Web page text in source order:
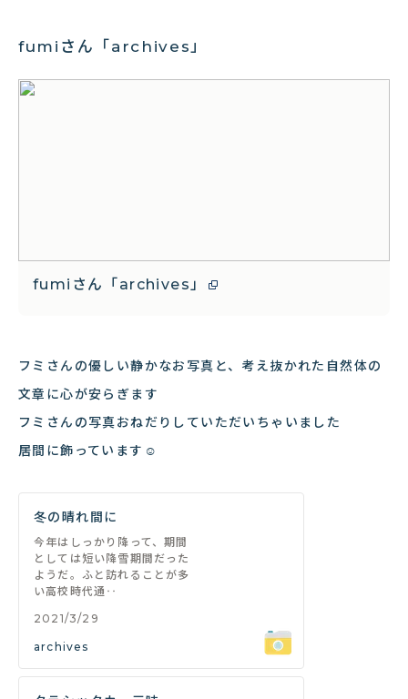
fumiさん「archives」
fumiさん「archives」
フミさんの優しい静かなお写真と、考え抜かれた自然体の
文章に心が安らぎます
フミさんの写真おねだりしていただいちゃいました
居間に飾っています☺︎
冬の晴れ間に
今年はしっかり降って、期間
としては短い降雪期間だった
ようだ。ふと訪れることが多
い高校時代通‥
2021/3/29
archives